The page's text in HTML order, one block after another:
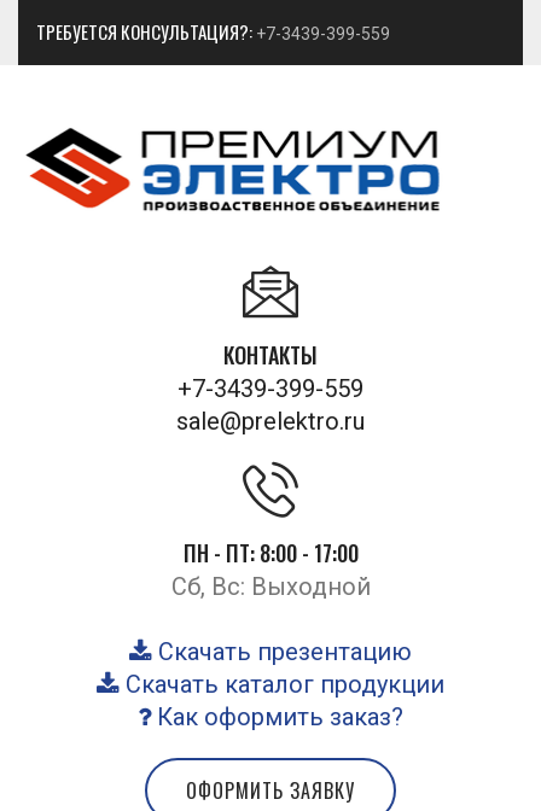
ТРЕБУЕТСЯ КОНСУЛЬТАЦИЯ?: +7-3439-399-559
КОНТАКТЫ
+7-3439-399-559
sale@prelektro.ru
ПН - ПТ: 8:00 - 17:00
Сб, Вс: Выходной
Скачать презентацию
Скачать каталог продукции
Как оформить заказ?
ОФОРМИТЬ ЗАЯВКУ